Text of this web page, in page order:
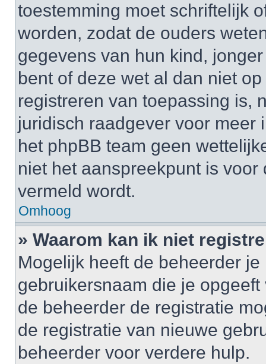
toestemming moet schriftelijk
worden, zodat de ouders
gegevens van hun kind,
bent of deze wet al dan niet
registreren van toepassing is,
juridisch raadgever voor meer
het phpBB team geen
niet het aanspreekpunt is
vermeld wordt.
Omhoog
» Waarom kan ik niet
Mogelijk heeft de beheerder
gebruikersnaam die je
de beheerder de registratie
de registratie van nieuwe
beheerder voor verdere hulp.